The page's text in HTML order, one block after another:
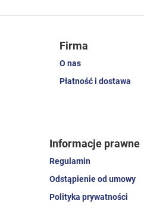
Firma
O nas
Płatność i dostawa
Informacje prawne
Regulamin
Odstąpienie od umowy
Polityka prywatności